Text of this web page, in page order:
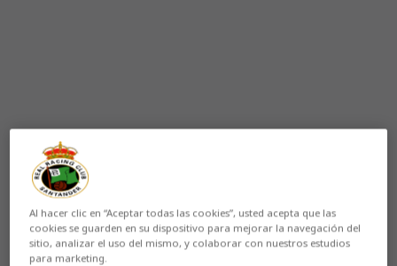
Al hacer clic en “Aceptar todas las cookies”, usted acepta que las
cookies se guarden en su dispositivo para mejorar la navegación del
sitio, analizar el uso del mismo, y colaborar con nuestros estudios
para marketing.